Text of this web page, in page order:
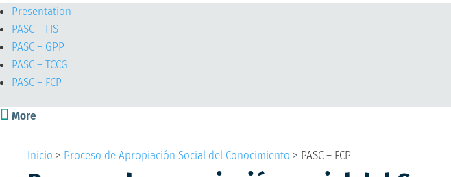
Presentation
PASC – FIS
PASC – GPP
PASC – TCCG
PASC – FCP
 More
Inicio > Proceso de Apropiación Social del Conocimiento > PASC – FCP